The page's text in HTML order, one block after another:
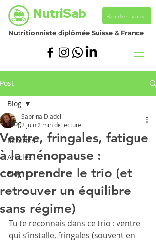
Nutritionniste diplômée Suisse & France
NutriSab Rendez-vous
Post
Blog
Recettes
Articles
Blog
Blog
Ventre, fringales, fatigue
à la ménopause :
comprendre le trio (et
retrouver un équilibre
sans régime)
Sabrina Djadel
2 juin 2 min de lecture
Tu te reconnais dans ce trio : ventre
qui s’installe, fringales (souvent en